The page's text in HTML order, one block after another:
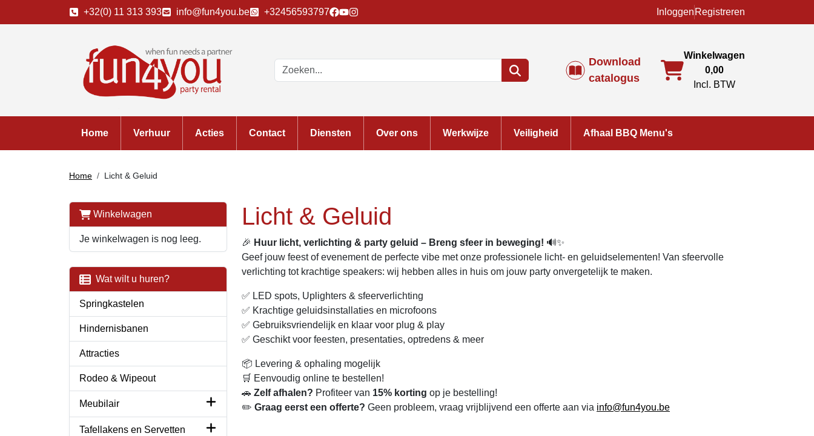
+32(0) 11 313 393 info@fun4you.be +32456593797 Inloggen Registreren
Download
catalogus
Winkelwagen
0,00
Incl. BTW
Home Verhuur Acties Contact Diensten Over ons Werkwijze Veiligheid Afhaal BBQ Menu's
Home Licht & Geluid
Winkelwagen
Je winkelwagen is nog leeg.
Wat wilt u huren?
Springkastelen
Hindernisbanen
Attracties
Rodeo & Wipeout
Meubilair
Tafellakens en Servetten
Licht & Geluid
🎉 Huur licht, verlichting & party geluid – Breng sfeer in beweging! 🔊✨
Geef jouw feest of evenement de perfecte vibe met onze professionele licht- en geluidselementen! Van sfeervolle
verlichting tot krachtige speakers: wij hebben alles in huis om jouw party onvergetelijk te maken.
✅ LED spots, Uplighters & sfeerverlichting
✅ Krachtige geluidsinstallaties en microfoons
✅ Gebruiksvriendelijk en klaar voor plug & play
✅ Geschikt voor feesten, presentaties, optredens & meer
📦 Levering & ophaling mogelijk
🛒 Eenvoudig online te bestellen!
🚗 Zelf afhalen? Profiteer van 15% korting op je bestelling!
✏️ Graag eerst een offerte? Geen probleem, vraag vrijblijvend een offerte aan via info@fun4you.be